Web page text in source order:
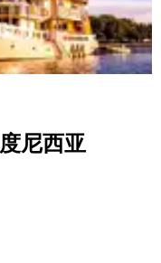
尼西亚